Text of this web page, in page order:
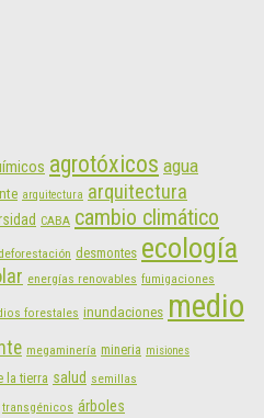
agrotóxicos agua
arquitectura arquitectura
CABA cambio climático
deforestación desmontes ecología
energías renovables fumigaciones
forestales inundaciones medio
megaminería mineria misiones
la tierra salud semillas
transgénicos árboles